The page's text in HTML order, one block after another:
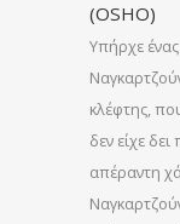
(OSHO)
Υπήρχε
κλέφτης,
δεν είχε
απέραντη